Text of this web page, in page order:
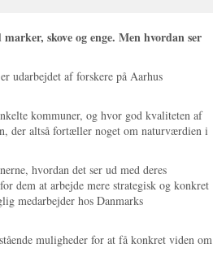
skove og enge. Men hvordan ser
udarbejdet af forskere på Aarhus
kommuner, og hvor god kvaliteten af
der altså fortæller noget om naturværdien i
hvordan det ser ud med deres
dem at arbejde mere strategisk og konkret
medarbejder hos Danmarks
muligheder for at få konkret viden om